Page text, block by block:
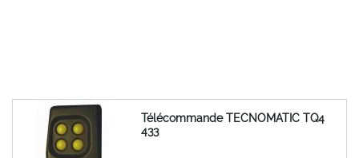
Télécommande TECNOMATIC TQ4
433